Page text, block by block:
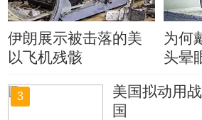
伊朗展示被击落的美
以飞机残骸
为何
头晕
3
美国拟动用
国